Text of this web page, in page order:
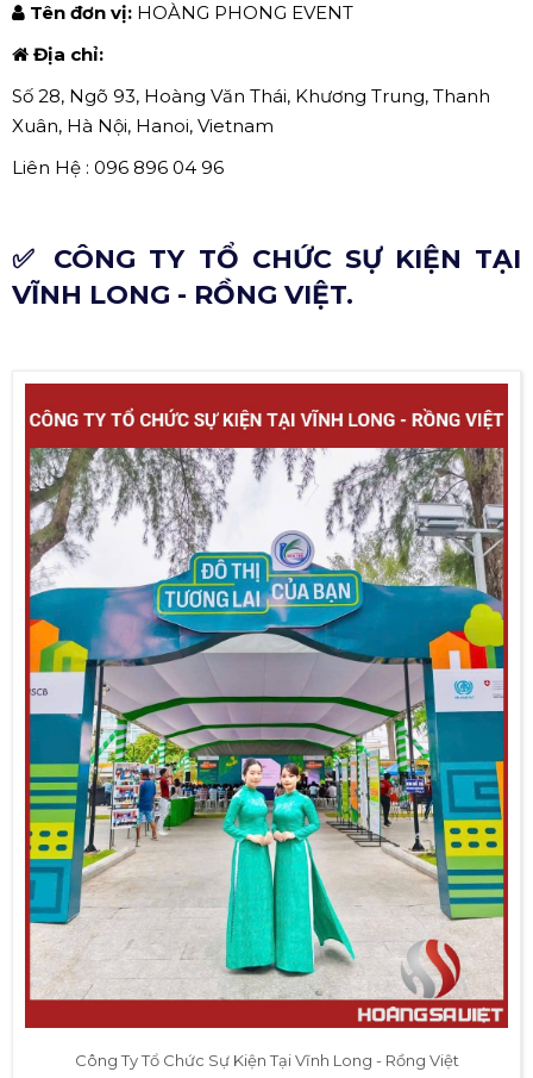
Tên đơn vị: HOÀNG PHONG EVENT
Địa chỉ:
Số 28, Ngõ 93, Hoàng Văn Thái, Khương Trung, Thanh
Xuân, Hà Nội, Hanoi, Vietnam
Liên Hệ : 096 896 04 96
✅ CÔNG TY TỔ CHỨC SỰ KIỆN TẠI
VĨNH LONG - RỒNG VIỆT.
Công Ty Tổ Chức Sự Kiện Tại Vĩnh Long - Rồng Việt